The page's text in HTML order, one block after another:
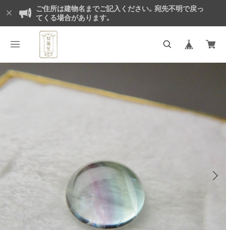
ご住所は建物名までご記入ください。宛先不明で戻っ
てくる場合があります。